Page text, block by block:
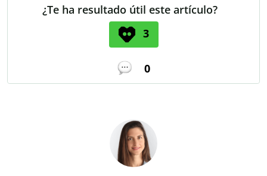
¿Te ha resultado útil este artículo?
3
0